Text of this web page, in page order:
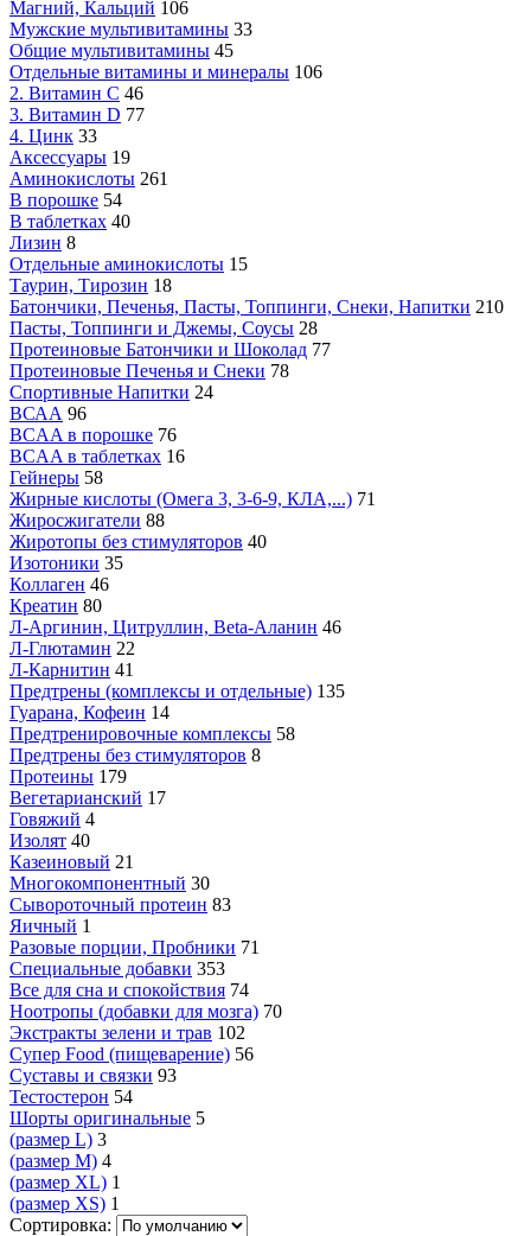
Магний, Кальций 106
Мужские мультивитамины 33
Общие мультивитамины 45
Отдельные витамины и минералы 106
2. Витамин С 46
3. Витамин D 77
4. Цинк 33
Аксессуары 19
Аминокислоты 261
В порошке 54
В таблетках 40
Лизин 8
Отдельные аминокислоты 15
Таурин, Тирозин 18
Батончики, Печенья, Пасты, Топпинги, Снеки, Напитки 210
Пасты, Топпинги и Джемы, Соусы 28
Протеиновые Батончики и Шоколад 77
Протеиновые Печенья и Снеки 78
Спортивные Напитки 24
ВСАА 96
BCAA в порошке 76
BCAA в таблетках 16
Гейнеры 58
Жирные кислоты (Омега 3, 3-6-9, КЛА,...) 71
Жиросжигатели 88
Жиротопы без стимуляторов 40
Изотоники 35
Коллаген 46
Креатин 80
Л-Аргинин, Цитруллин, Beta-Аланин 46
Л-Глютамин 22
Л-Карнитин 41
Предтрены (комплексы и отдельные) 135
Гуарана, Кофеин 14
Предтренировочные комплексы 58
Предтрены без стимуляторов 8
Протеины 179
Вегетарианский 17
Говяжий 4
Изолят 40
Казеиновый 21
Многокомпонентный 30
Сывороточный протеин 83
Яичный 1
Разовые порции, Пробники 71
Специальные добавки 353
Все для сна и спокойствия 74
Ноотропы (добавки для мозга) 70
Экстракты зелени и трав 102
Супер Food (пищеварение) 56
Суставы и связки 93
Тестостерон 54
Шорты оригинальные 5
(размер L) 3
(размер M) 4
(размер XL) 1
(размер XS) 1
Сортировка: